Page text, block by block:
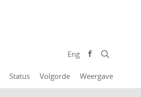
Eng
Status Volgorde Weergave